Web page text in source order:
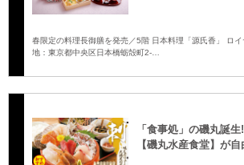
春限定の料理長御膳を発売／5階 日本料理「源氏香」 ロ
地：東京都中央区日本橋蛎殻町2-…
「食事処」の磯丸誕
【磯丸水産食堂】が